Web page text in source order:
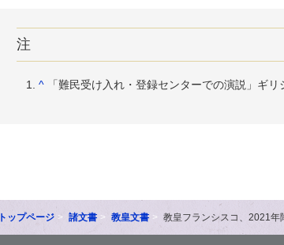
注
^ 「難民受け入れ・登録センターでの演説」ギ
トップページ 諸文書 教皇文書 教皇フランシスコ、2021年